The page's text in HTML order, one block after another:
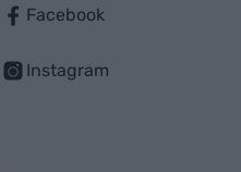
Facebook
Instagram